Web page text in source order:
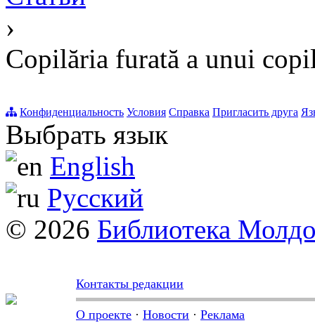
›
Copilăria furată a unui
Конфиденциальность Условия Справка Пригласить друга
Выбрать язык
English
Русский
© 2026 Библиотека
Контакты редакции
О проекте · Новости · Реклама